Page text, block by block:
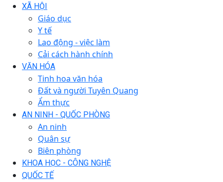
XÃ HỘI
Giáo dục
Y tế
Lao động - việc làm
Cải cách hành chính
VĂN HÓA
Tinh hoa văn hóa
Đất và người Tuyên Quang
Ẩm thực
AN NINH - QUỐC PHÒNG
An ninh
Quân sự
Biên phòng
KHOA HỌC - CÔNG NGHỆ
QUỐC TẾ